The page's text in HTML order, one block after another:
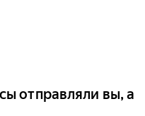
отправляли вы, а